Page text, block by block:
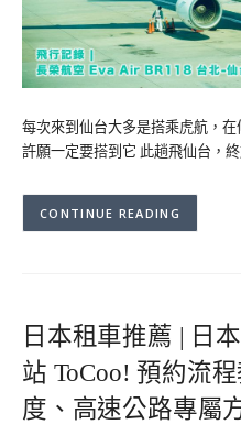
每次來到仙台大多是搭乘虎航，
許願一定要搭到它 此趟飛仙台，
CONTINUE READING
日本租車推薦 | 日
站 ToCoo! 預約流
度、高速公路專屬